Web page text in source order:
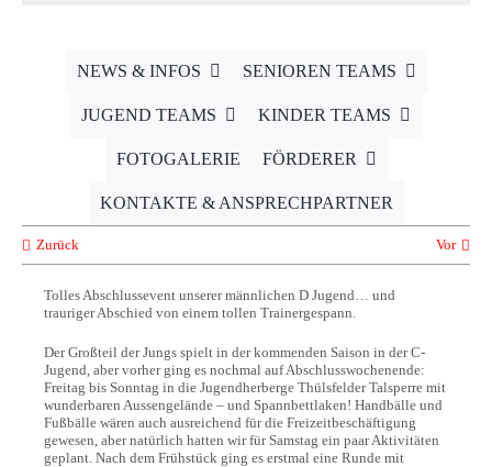
NEWS & INFOS SENIOREN TEAMS
JUGEND TEAMS KINDER TEAMS
FOTOGALERIE FÖRDERER
KONTAKTE & ANSPRECHPARTNER
Zurück Vor
Tolles Abschlussevent unserer männlichen D Jugend… und
trauriger Abschied von einem tollen Trainergespann.
Der Großteil der Jungs spielt in der kommenden Saison in der C-
Jugend, aber vorher ging es nochmal auf Abschlusswochenende:
Freitag bis Sonntag in die Jugendherberge Thülsfelder Talsperre mit
wunderbaren Aussengelände – und Spannbettlaken! Handbälle und
Fußbälle wären auch ausreichend für die Freizeitbeschäftigung
gewesen, aber natürlich hatten wir für Samstag ein paar Aktivitäten
geplant. Nach dem Frühstück ging es erstmal eine Runde mit